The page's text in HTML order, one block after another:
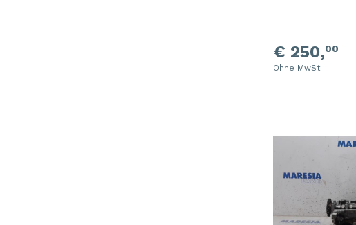
€ 250,00
Ohne MwSt